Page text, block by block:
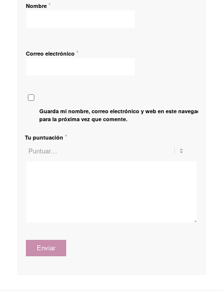
Nombre *
Correo electrónico *
Guarda mi nombre, correo electrónico y web en este navegador
para la próxima vez que comente.
Tu puntuación *